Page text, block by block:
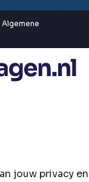
Algemene
jouw privacy en